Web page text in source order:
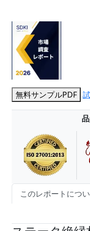
無料サンプルPDF
このレポートにつ